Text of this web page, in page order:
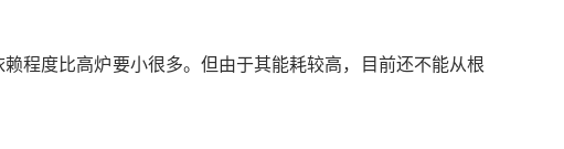
程度比高炉要小很多。但由于其能耗较高，目前还不能从根